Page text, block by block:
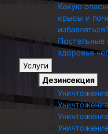
Какую
крысы и
Постельные
здоровья
Услуги
Дезинсекция